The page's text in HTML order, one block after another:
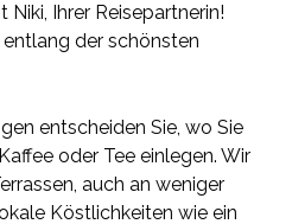
Niki, Ihrer Reisepartnerin!
der schönsten
entscheiden Sie, wo Sie
oder Tee einlegen. Wir
auch an weniger
Köstlichkeiten wie ein